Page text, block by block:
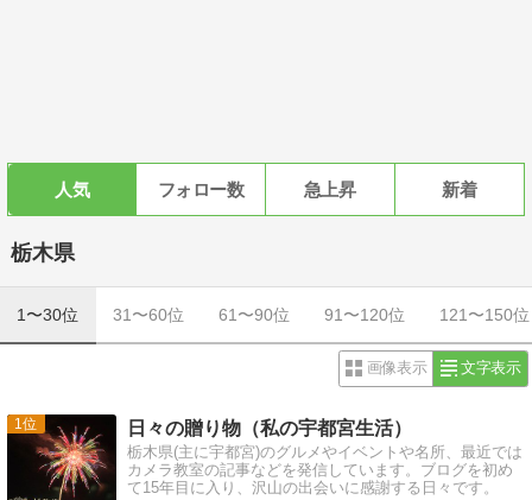
人気 フォロー数 急上昇 新着
栃木県
1〜30位 31〜60位 61〜90位 91〜120位 121〜150位
画像表示 文字表示
1 日々の贈り物（私の宇都宮生活）
栃木県(主に宇都宮)のグルメやイベントや名所、最近では
カメラ教室の記事などを発信しています。ブログを初め
て15年目に入り、沢山の出会いに感謝する日々です。